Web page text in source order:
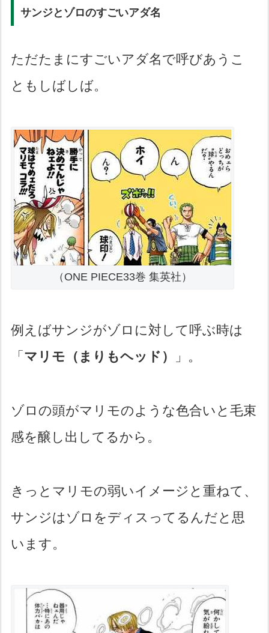
サンジとゾロのすごいアダ名
ただたまにすごいアダ名で呼びあうこ
ともしばしば。
（ONE PIECE33巻 集英社）
例えばサンジがゾロに対して呼ぶ時は
「 マリモ（まりもヘッド） 」。
ゾロの頭がマリモのような色合いと毛束
感を醸し出してるから。
きっとマリモの弱いイメージと重ねて、
サンジはゾロをディスってるんだと思
います。